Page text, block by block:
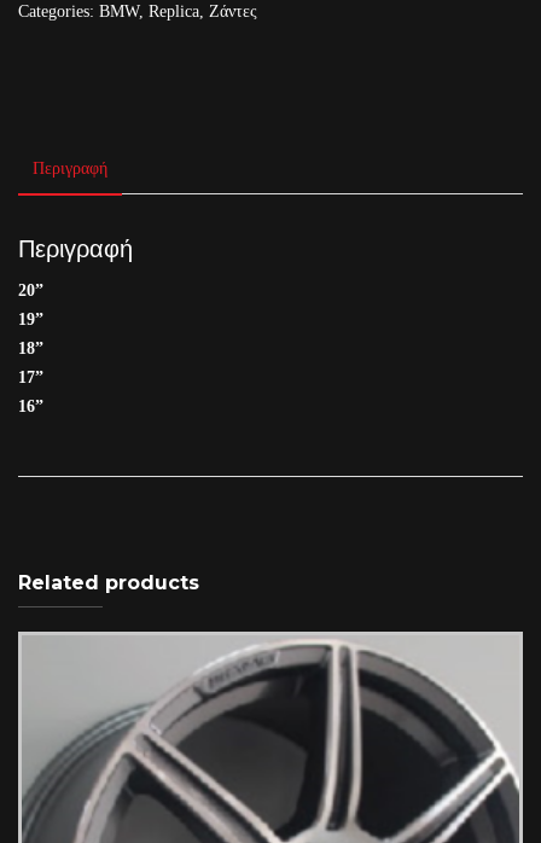
Categories: BMW, Replica Ζάντες
Περιγραφή
Περιγραφή
20”
19”
18”
17”
16”
Related products